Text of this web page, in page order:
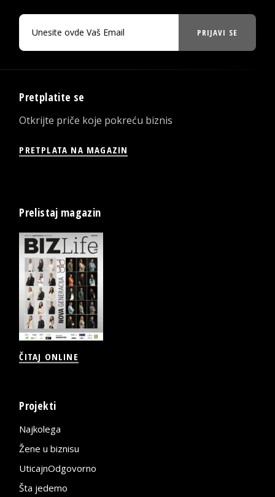
PRIJAVI SE
Pretplatite se
Otkrijte priče koje pokreću biznis
PRETPLATA NA MAGAZIN
Prelistaj magazin
ČITAJ ONLINE
Projekti
Najkolega
Žene u biznisu
UticajnOdgovorno
Šta jedemo